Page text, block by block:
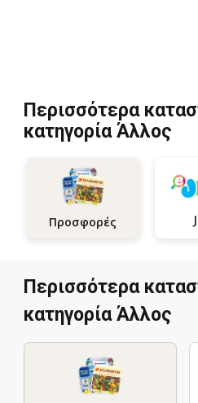
Περισσότερα
κατηγορία Άλλος
Προσφορές
Περισσότερα
κατηγορία Άλλος